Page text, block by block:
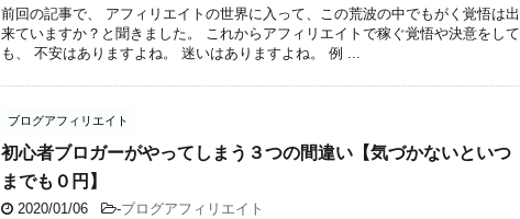
前回の記事で、 アフィリエイトの世界に入って、この荒波の中でもがく覚悟は出
来ていますか？と聞きました。 これからアフィリエイトで稼ぐ覚悟や決意をして
も、 不安はありますよね。 迷いはありますよね。 例 ...
ブログアフィリエイト
初心者ブロガーがやってしまう３つの間違い【気づかないといつ
までも０円】
2020/01/06 -ブログアフィリエイト